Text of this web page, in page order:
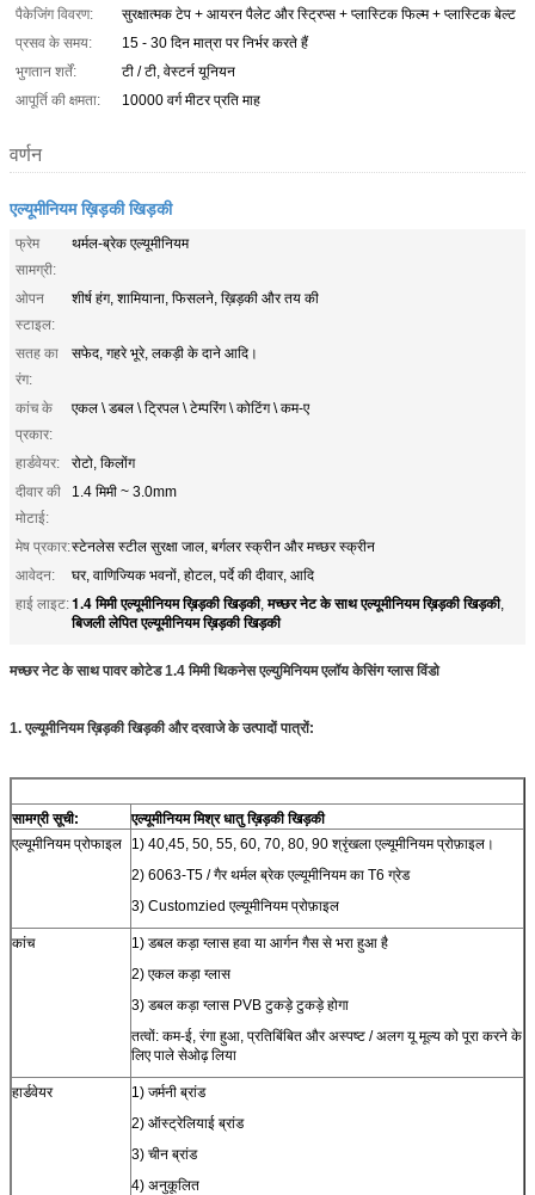
पैकेजिंग विवरण:
सुरक्षात्मक टेप + आयरन पैलेट और स्ट्रिप्स + प्लास्टिक फिल्म + प्लास्टिक बेल्ट
प्रसव के समय:
15 - 30 दिन मात्रा पर निर्भर करते हैं
भुगतान शर्तें:
टी / टी, वेस्टर्न यूनियन
आपूर्ति की क्षमता:
10000 वर्ग मीटर प्रति माह
वर्णन
एल्यूमीनियम ख़िड़की खिड़की
फ्रेम
सामग्री:
थर्मल-ब्रेक एल्यूमीनियम
ओपन
स्टाइल:
शीर्ष हंग, शामियाना, फिसलने, ख़िड़की और तय की
सतह का
रंग:
सफेद, गहरे भूरे, लकड़ी के दाने आदि।
कांच के
प्रकार:
एकल \ डबल \ ट्रिपल \ टेम्परिंग \ कोटिंग \ कम-ए
हार्डवेयर:
रोटो, किलोंग
दीवार की
मोटाई:
1.4 मिमी ~ 3.0mm
मेष प्रकार:स्टेनलेस स्टील सुरक्षा जाल, बर्गलर स्क्रीन और मच्छर स्क्रीन
आवेदन:
घर, वाणिज्यिक भवनों, होटल, पर्दे की दीवार, आदि
हाई लाइट:1.4 मिमी एल्यूमीनियम ख़िड़की खिड़की,मच्छर नेट के साथ एल्यूमीनियम ख़िड़की खिड़की,
बिजली लेपित एल्यूमीनियम ख़िड़की खिड़की
मच्छर नेट के साथ पावर कोटेड 1.4 मिमी थिकनेस एल्युमिनियम एलॉय केसिंग ग्लास विंडो
1. एल्यूमीनियम ख़िड़की खिड़की और दरवाजे के उत्पादों पात्रों:
सामग्री सूची:
एल्यूमीनियम मिश्र धातु ख़िड़की खिड़की
एल्यूमीनियम प्रोफाइल
1) 40,45, 50, 55, 60, 70, 80, 90 श्रृंखला एल्यूमीनियम प्रोफ़ाइल।
2) 6063-T5 / गैर थर्मल ब्रेक एल्यूमीनियम का T6 ग्रेड
3) Customzied एल्यूमीनियम प्रोफ़ाइल
कांच
1) डबल कड़ा ग्लास हवा या आर्गन गैस से भरा हुआ है
2) एकल कड़ा ग्लास
3) डबल कड़ा ग्लास PVB टुकड़े टुकड़े होगा
तत्वों: कम-ई, रंगा हुआ, प्रतिबिंबित और अस्पष्ट / अलग यू मूल्य को पूरा करने के
लिए पाले सेओढ़ लिया
हार्डवेयर
1) जर्मनी ब्रांड
2) ऑस्ट्रेलियाई ब्रांड
3) चीन ब्रांड
4) अनुकूलित